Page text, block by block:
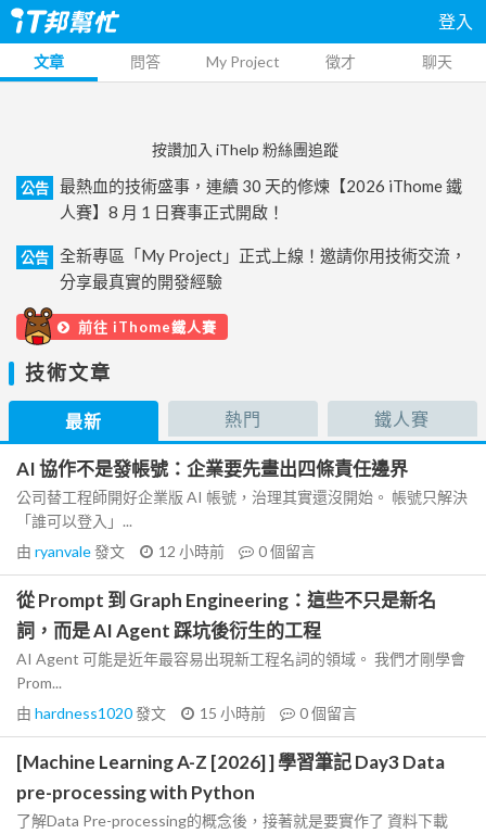
登入
文章 問答 My Project 徵才 聊天
按讚加入 iThelp 粉絲團追蹤
公告
最熱血的技術盛事，連續 30 天的修煉【2026 iThome 鐵
人賽】8 月 1 日賽事正式開啟！
公告
全新專區「My Project」正式上線！邀請你用技術交流，
分享最真實的開發經驗
前往 iThome鐵人賽
技術文章
最新 熱門 鐵人賽
AI 協作不是發帳號：企業要先畫出四條責任邊界
公司替工程師開好企業版 AI 帳號，治理其實還沒開始。 帳號只解決
「誰可以登入」...
由 ryanvale發文 12 小時前 0個留言
從 Prompt 到 Graph Engineering：這些不只是新名
詞，而是 AI Agent 踩坑後衍生的工程
AI Agent 可能是近年最容易出現新工程名詞的領域。 我們才剛學會
Prom...
由 hardness1020發文 15 小時前 0個留言
[Machine Learning A-Z [2026] ] 學習筆記 Day3 Data
pre-processing with Python
了解Data Pre-processing的概念後，接著就是要實作了 資料下載